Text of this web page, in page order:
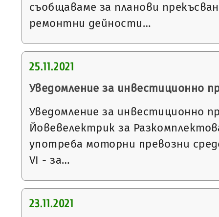
съобщаваме за планови
ремонтни дейности…
25.11.2021
Уведомление за инвестиционно
Уведомление за инвестиционно
Йовевелектрик за
употреба моторни превозни
VI - за…
23.11.2021